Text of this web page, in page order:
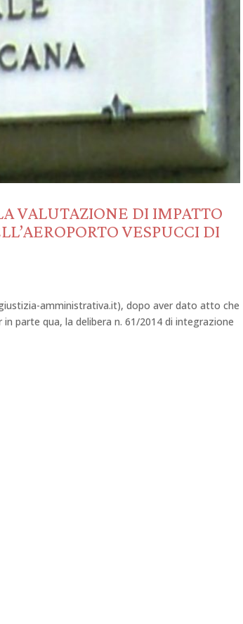
VALUTAZIONE DI IMPATTO
VESPUCCI DI
amministrativa.it), dopo aver dato atto che
parte qua, la delibera n. 61/2014 di integrazione